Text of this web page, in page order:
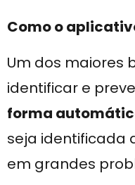
Como o
Um dos maiores
identificar e
forma
seja identificada
em grandes